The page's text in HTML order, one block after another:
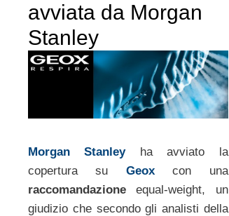
avviata da Morgan
Stanley
Morgan Stanleyha avviato la
copertura su Geox con una
raccomandazione equal-weight, un
giudizio che secondo gli analisti della